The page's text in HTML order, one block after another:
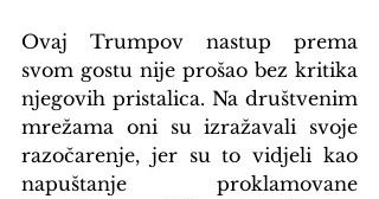
Ovaj Trumpov nastup prema
svom gostu nije prošao bez kritika
njegovih pristalica. Na društvenim
mrežama oni su izražavali svoje
razočarenje, jer su to vidjeli kao
napuštanje proklamovane